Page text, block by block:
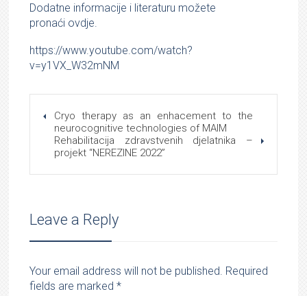
Dodatne informacije i literaturu možete
pronaći ovdje.
https://www.youtube.com/watch?
v=y1VX_W32mNM
Cryo therapy as an enhacement to the
neurocognitive technologies of MAIM
Rehabilitacija zdravstvenih djelatnika –
projekt “NEREZINE 2022”
Leave a Reply
Your email address will not be published. Required
fields are marked*